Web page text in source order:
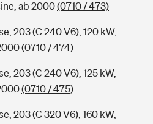
ab 2000(0710 / 473)
203 (C 240 V6), 120 kW,
(0710 / 474)
203 (C 240 V6), 125 kW,
(0710 / 475)
203 (C 320 V6), 160 kW,